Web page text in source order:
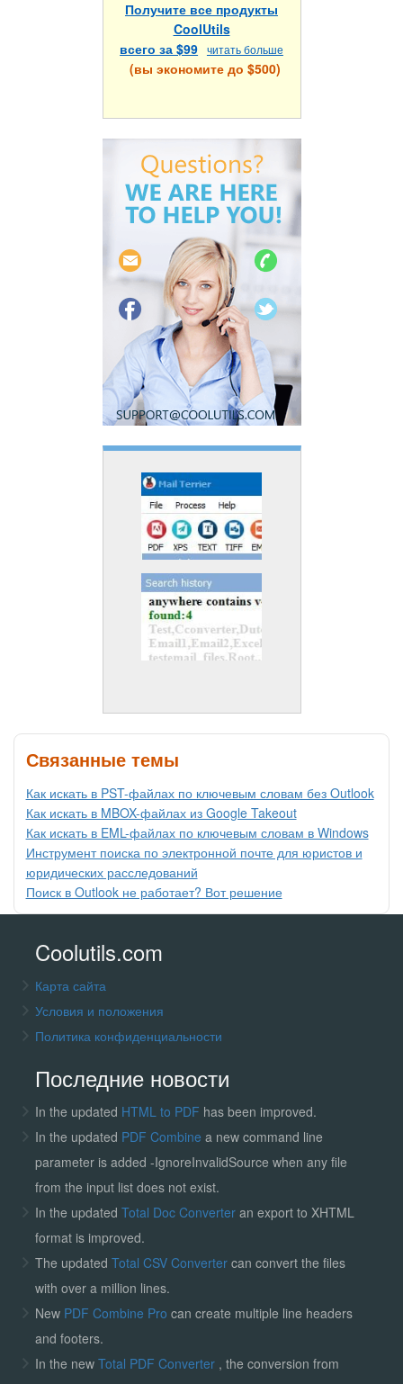
Получите все продукты
CoolUtils
всего за $99 читать больше
(вы экономите до $500)
Связанные темы
Как искать в PST-файлах по ключевым словам без Outlook
Как искать в MBOX-файлах из Google Takeout
Как искать в EML-файлах по ключевым словам в Windows
Инструмент поиска по электронной почте для юристов и
юридических расследований
Поиск в Outlook не работает? Вот решение
Coolutils.com
Карта сайта
Условия и положения
Политика конфиденциальности
Последние новости
In the updated HTML to PDF has been improved.
In the updated PDF Combine a new command line
parameter is added -IgnoreInvalidSource when any file
from the input list does not exist.
In the updated Total Doc Converter an export to XHTML
format is improved.
The updated Total CSV Convertercan convert the files
with over a million lines.
New PDF Combine Pro can create multiple line headers
and footers.
In the new Total PDF Converter , the conversion from